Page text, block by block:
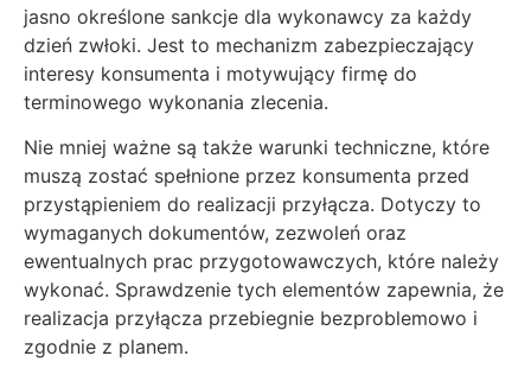
jasno określone sankcje dla wykonawcy za każdy
dzień zwłoki. Jest to mechanizm zabezpieczający
interesy konsumenta i motywujący firmę do
terminowego wykonania zlecenia.
Nie mniej ważne są także warunki techniczne, które
muszą zostać spełnione przez konsumenta przed
przystąpieniem do realizacji przyłącza. Dotyczy to
wymaganych dokumentów, zezwoleń oraz
ewentualnych prac przygotowawczych, które należy
wykonać. Sprawdzenie tych elementów zapewnia, że
realizacja przyłącza przebiegnie bezproblemowo i
zgodnie z planem.